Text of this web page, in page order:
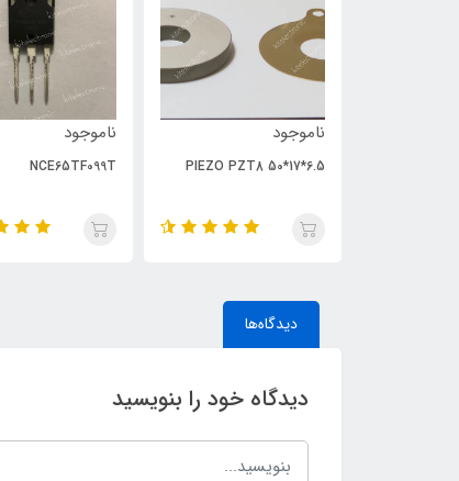
ناموجود
PIEZO PZT8 50*17*6.5
ناموجود
NCE65TF099T
دیدگاه‌ها
دیدگاه خود را بنویسید